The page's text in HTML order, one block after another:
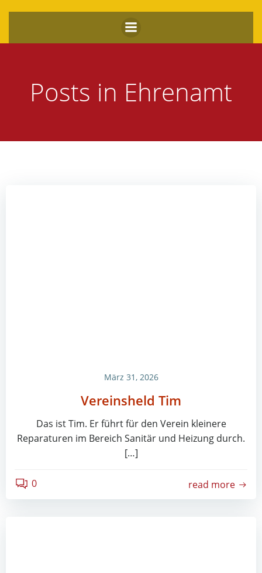
Inhalt
springen
Posts in Ehrenamt
März 31, 2026
Vereinsheld Tim
Das ist Tim. Er führt für den Verein kleinere
Reparaturen im Bereich Sanitär und Heizung durch.
[…]
0 read more